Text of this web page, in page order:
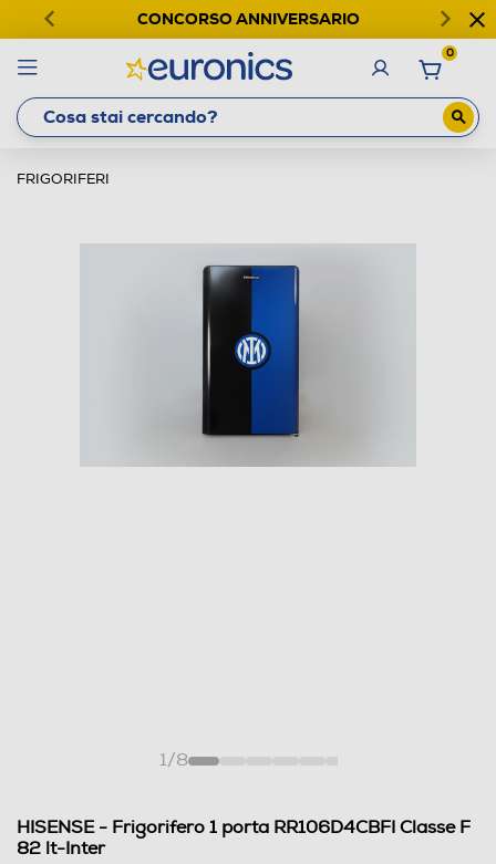
CONCORSO ANNIVERSARIO
0
FRIGORIFERI
1/8
HISENSE - Frigorifero 1 porta RR106D4CBFI Classe F
82 lt-Inter